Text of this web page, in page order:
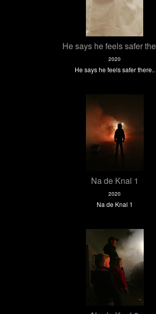
He says he feels safer
2020
He says he feels safer there..
Na de Knal 1
2020
Na de Knal 1